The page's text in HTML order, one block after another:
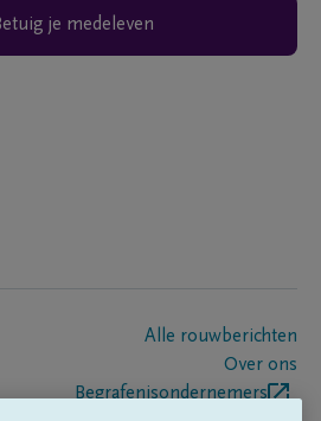
je medeleven
Alle rouwberichten
Over ons
Begrafenisondernemers